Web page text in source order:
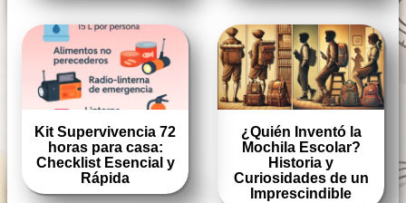
Kit Supervivencia 72
horas para casa:
Checklist Esencial y
Rápida
¿Quién Inventó la
Mochila Escolar?
Historia y
Curiosidades de un
Imprescindible